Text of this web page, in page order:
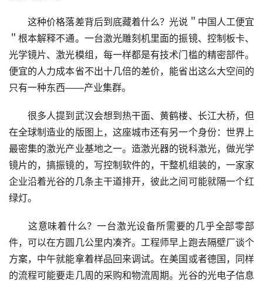
这种价格落差背后到底藏着什么？光说＂中国人工便宜
＂根本解释不通。一台激光雕刻机里面的振镜、控制板卡、
光学镜片、激光模组，每一样都是有技术门槛的精密部件。
便宜的人力成本省不出十几倍的差价，能省出这么大空间的
只有一种东西——产业集群。
很多人提到武汉会想到热干面、黄鹤楼、长江大桥，但
在全球制造业的版图上，这座城市还有另一个身份：世界上
最密集的激光产业基地之一。造激光器的锐科激光，做光学
镜片的，搞振镜的，写控制软件的，干整机组装的，一家家
企业沿着光谷的几条主干道排开，彼此之间可能就隔一个红
绿灯。
这意味着什么？一台激光设备所需要的几乎全部零部
件，可以在方圆几公里内凑齐。工程师早上跑去隔壁厂谈个
方案，中午就能拿着样品回来调试。在美国或者德国，同样
的流程可能要走几周的采购和物流周期。光谷的光电子信息